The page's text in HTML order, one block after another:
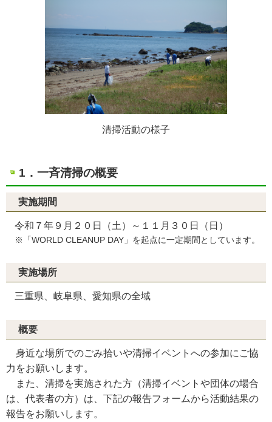
清掃活動の様子
1．一斉清掃の概要
実施期間
令和７年９月２０日（土）～１１月３０日（日）
※「WORLD CLEANUP DAY」を起点に一定期間としています。
実施場所
三重県、岐阜県、愛知県の全域
概要
身近な場所でのごみ拾いや清掃イベントへの参加にご協
力をお願いします。
また、清掃を実施された方（清掃イベントや団体の場合
は、代表者の方）は、下記の報告フォームから活動結果の
報告をお願いします。